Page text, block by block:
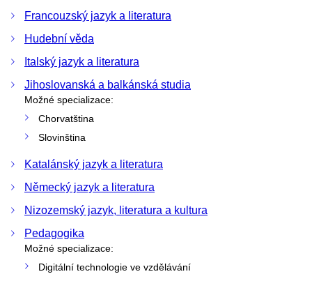
Francouzský jazyk a literatura
Hudební věda
Italský jazyk a literatura
Jihoslovanská a balkánská studia
Možné specializace:
Chorvatština
Slovinština
Katalánský jazyk a literatura
Německý jazyk a literatura
Nizozemský jazyk, literatura a kultura
Pedagogika
Možné specializace:
Digitální technologie ve vzdělávání